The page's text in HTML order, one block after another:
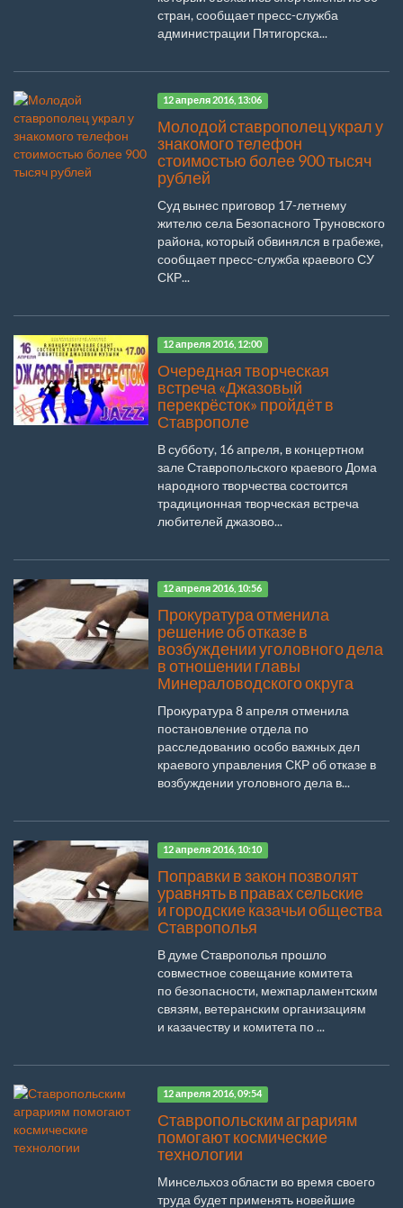
стран, сообщает пресс-служба
администрации Пятигорска...
12 апреля 2016, 13:06
Молодой ставрополец украл у
знакомого телефон
стоимостью более 900 тысяч
рублей
Суд вынес приговор 17-летнему
жителю села Безопасного Труновского
района, который обвинялся в грабеже,
сообщает пресс-служба краевого СУ
СКР...
12 апреля 2016, 12:00
Очередная творческая
встреча «Джазовый
перекрёсток» пройдёт в
Ставрополе
В субботу, 16 апреля, в концертном
зале Ставропольского краевого Дома
народного творчества состоится
традиционная творческая встреча
любителей джазово...
12 апреля 2016, 10:56
Прокуратура отменила
решение об отказе в
возбуждении уголовного дела
в отношении главы
Минераловодского округа
Прокуратура 8 апреля отменила
постановление отдела по
расследованию особо важных дел
краевого управления СКР об отказе в
возбуждении уголовного дела в...
12 апреля 2016, 10:10
Поправки в закон позволят
уравнять в правах сельские
и городские казачьи общества
Ставрополья
В думе Ставрополья прошло
совместное совещание комитета
по безопасности, межпарламентским
связям, ветеранским организациям
и казачеству и комитета по ...
12 апреля 2016, 09:54
Ставропольским аграриям
помогают космические
технологии
Минсельхоз области во время своего
труда будет применять новейшие